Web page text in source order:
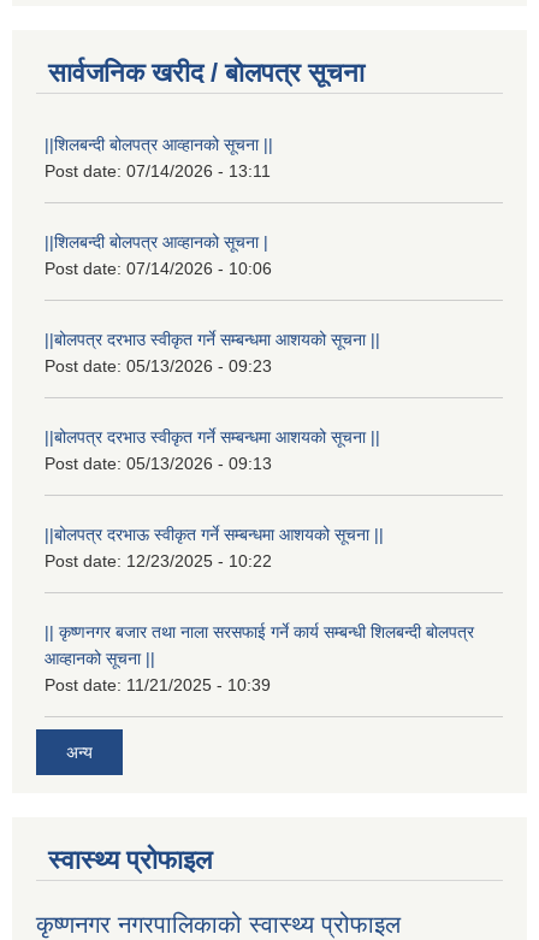
सार्वजनिक खरीद / बोलपत्र सूचना
||शिलबन्दी बोलपत्र आव्हानको सूचना ||
Post date: 07/14/2026 - 13:11
||शिलबन्दी बोलपत्र आव्हानको सूचना |
Post date: 07/14/2026 - 10:06
||बोलपत्र दरभाउ स्वीकृत गर्ने सम्बन्धमा आशयको सूचना ||
Post date: 05/13/2026 - 09:23
||बोलपत्र दरभाउ स्वीकृत गर्ने सम्बन्धमा आशयको सूचना ||
Post date: 05/13/2026 - 09:13
||बोलपत्र दरभाऊ स्वीकृत गर्ने सम्बन्धमा आशयको सूचना ||
Post date: 12/23/2025 - 10:22
|| कृष्णनगर बजार तथा नाला सरसफाई गर्ने कार्य सम्बन्धी शिलबन्दी बोलपत्र
आव्हानको सूचना ||
Post date: 11/21/2025 - 10:39
अन्य
स्वास्थ्य प्रोफाइल
कृष्णनगर नगरपालिकाको स्वास्थ्य प्रोफाइल